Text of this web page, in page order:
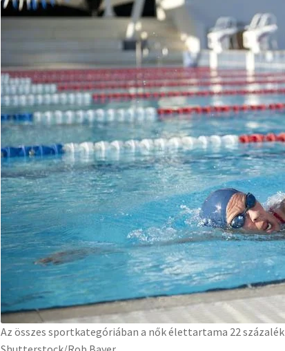
Az összes sportkategóriában a nők élettartama 22